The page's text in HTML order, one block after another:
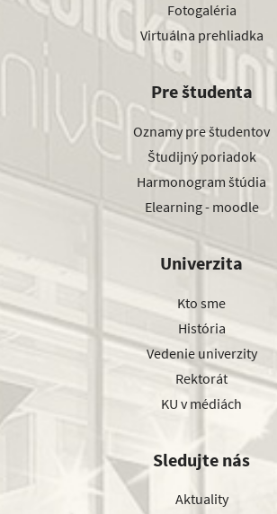
Fotogaléria
Virtuálna prehliadka
Pre študenta
Oznamy pre študentov
Študijný poriadok
Harmonogram štúdia
Elearning - moodle
Univerzita
Kto sme
História
Vedenie univerzity
Rektorát
KU v médiách
Sledujte nás
Aktuality